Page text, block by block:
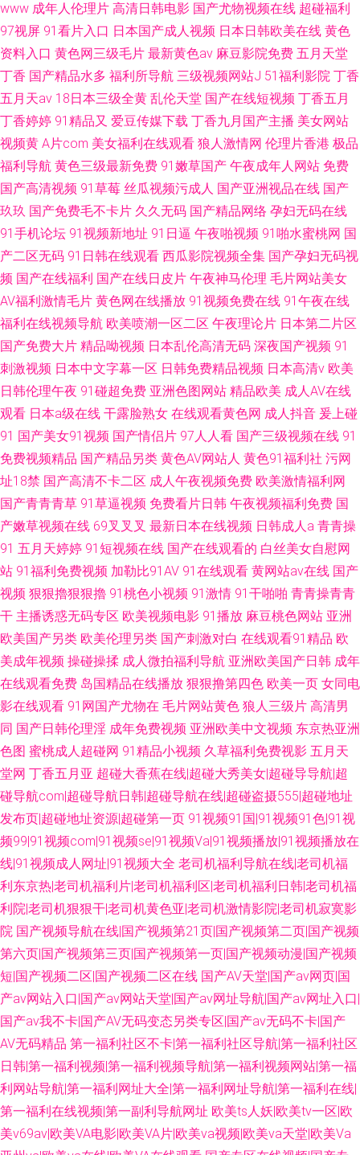
www 成年人伦理片 高清日韩电影 国产尤物视频在线 超碰福利
97视屏 91看片入口 日本国产成人视频 日本日韩欧美在线 黄色
资料入口 黄色网三级毛片 最新黄色av 麻豆影院免费 五月天堂
丁香 国产精品水多 福利所导航 三级视频网站J 51福利影院 丁香
五月天av 18日本三级全黄 乱伦天堂 国产在线短视频 丁香五月
丁香婷婷 91精品又 爱豆传媒下载 丁香九月国产主播 美女网站
视频黄 A片com 美女福利在线观看 狼人激情网 伦理片香港 极品
福利导航 黄色三级最新免费 91嫩草国产 午夜成年人网站 免费
国产高清视频 91草莓 丝瓜视频污成人 国产亚洲视品在线 国产
玖玖 国产免费毛不卡片 久久无码 国产精品网络 孕妇无码在线
91手机论坛 91视频新地址 91日逼 午夜啪视频 91啪水蜜桃网 国
产二区无码 91日韩在线观看 西瓜影院视频全集 国产孕妇无码视
频 国产在线福利 国产在线日皮片 午夜神马伦理 毛片网站美女
AV福利激情毛片 黄色网在线播放 91视频免费在线 91午夜在线
福利在线视频导航 欧美喷潮一区二区 午夜理论片 日本第二片区
国产免费大片 精品呦视频 日本乱伦高清无码 深夜国产视频 91
刺激视频 日本中文字幕一区 日韩免费精品视频 日本高清v 欧美
日韩伦理午夜 91碰超免费 亚洲色图网站 精品欧美 成人AV在线
观看 日本a级在线 干露脸熟女 在线观看黄色网 成人抖音 爰上碰
91 国产美女91视频 国产情侣片 97人人看 国产三级视频在线 91
免费视频精品 国产精品另类 黄色AV网站人 黄色91福利社 污网
址18禁 国产高清不卡二区 成人午夜视频免费 欧美激情福利网
国产青青青草 91草逼视频 免费看片日韩 午夜视频福利免费 国
产嫩草视频在线 69叉叉叉 最新日本在线视频 日韩成人a 青青操
91 五月天婷婷 91短视频在线 国产在线观看的 白丝美女自慰网
站 91福利免费视频 加勒比91AV 91在线观看 黄网站av在线 国产
视频 狠狠擼狠狠擼 91桃色小视频 91激情 91干啪啪 青青操青青
干 主播诱惑无码专区 欧美视频电影 91播放 麻豆桃色网站 亚洲
欧美国产另类 欧美伦理另类 国产刺激对白 在线观看91精品 欧
美成年视频 操碰操揉 成人微拍福利导航 亚洲欧美国产日韩 成年
在线观看免费 岛国精品在线播放 狠狠撸第四色 欧美一页 女同电
影在线观看 91网国产尤物在 毛片网站黄色 狼人三级片 高清男
同 国产日韩伦理淫 成年免费视频 亚洲欧美中文视频 东京热亚洲
色图 蜜桃成人超碰网 91精品小视频 久草福利免费视影 五月天
堂网 丁香五月亚 超碰大香蕉在线|超碰大秀美女|超碰导导航|超
碰导航com|超碰导航日韩|超碰导航在线|超碰盗摄555|超碰地址
发布页|超碰地址资源|超碰第一页 91视频91国|91视频91色|91视
频99|91视频com|91视频se|91视频Va|91视频播放|91视频播放在
线|91视频成人网址|91视频大全 老司机福利导航在线|老司机福
利东京热|老司机福利片|老司机福利区|老司机福利日韩|老司机福
利院|老司机狠狠干|老司机黄色亚|老司机激情影院|老司机寂寞影
院 国产视频导航在线|国产视频第21页|国产视频第二页|国产视频
第六页|国产视频第三页|国产视频第一页|国产视频动漫|国产视频
短|国产视频二区|国产视频二区在线 国产AV天堂|国产av网页|国
产av网站入口|国产av网站天堂|国产av网址导航|国产av网址入口|
国产av我不卡|国产AV无码变态另类专区|国产av无码不卡|国产
AV无码精品 第一福利社区不卡|第一福利社区导航|第一福利社区
日韩|第一福利视频|第一福利视频导航|第一福利视频网站|第一福
利网站导航|第一福利网址大全|第一福利网址导航|第一福利在线|
第一福利在线视频|第一副利导航网址 欧美ts人妖|欧美tv一区|欧
美v69av|欧美VA电影|欧美VA片|欧美va视频|欧美va天堂|欧美Va